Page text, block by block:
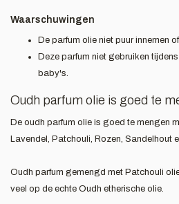
Waarschuwingen
De parfum olie niet puur innemen
Deze parfum niet gebruiken
baby's.
Oudh parfum olie is goed te
De oudh parfum olie is goed te mengen
Lavendel, Patchouli, Rozen, Sandelhout
Oudh parfum gemengd met Patchouli
veel op de echte Oudh etherische olie.